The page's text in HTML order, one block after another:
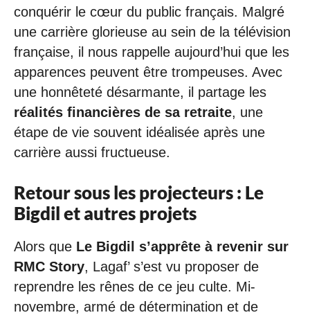
conquérir le cœur du public français. Malgré
une carrière glorieuse au sein de la télévision
française, il nous rappelle aujourd’hui que les
apparences peuvent être trompeuses. Avec
une honnêteté désarmante, il partage les
réalités financières de sa retraite, une
étape de vie souvent idéalisée après une
carrière aussi fructueuse.
Retour sous les projecteurs : Le
Bigdil et autres projets
Alors que Le Bigdil s’apprête à revenir sur
RMC Story, Lagaf’ s’est vu proposer de
reprendre les rênes de ce jeu culte. Mi-
novembre, armé de détermination et de